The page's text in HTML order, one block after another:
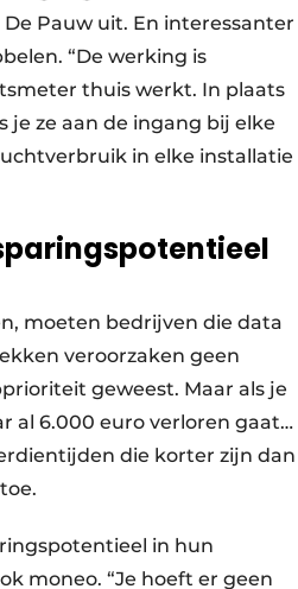
Pauw uit. En interessanter
“De werking is
thuis werkt. In plaats
je ze aan de ingang bij elke
in elke installatie
moeten bedrijven die data
veroorzaken geen
geweest. Maar als je
al 6.000 euro verloren gaat…
die korter zijn dan
in hun
moneo. “Je hoeft er geen